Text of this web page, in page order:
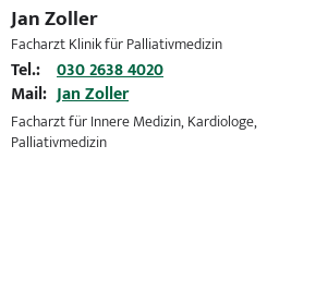
Jan Zoller
Facharzt Klinik für Palliativmedizin
Tel.: 030 2638 4020
Mail: Jan Zoller
Facharzt für Innere Medizin, Kardiologe,
Palliativmedizin